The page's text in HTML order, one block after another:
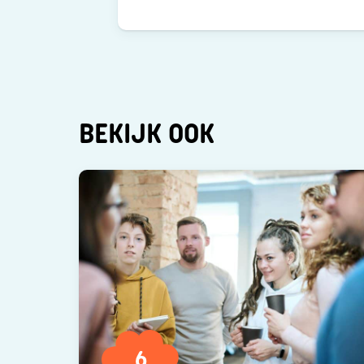
BEKIJK OOK